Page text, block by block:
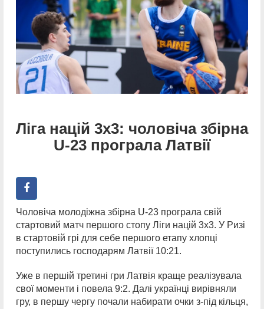
Ліга націй 3х3: чоловіча збірна
U-23 програла Латвії
Чоловіча молодіжна збірна U-23 програла свій
стартовий матч першого стопу Ліги націй 3х3. У Ризі
в стартовій грі для себе першого етапу хлопці
поступились господарям Латвії 10:21.
Уже в першій третині гри Латвія краще реалізувала
свої моменти і повела 9:2. Далі українці вирівняли
гру, в першу чергу почали набирати очки з-під кільця,